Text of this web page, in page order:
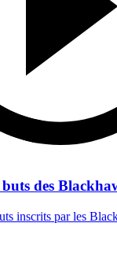
des
inscrits par les